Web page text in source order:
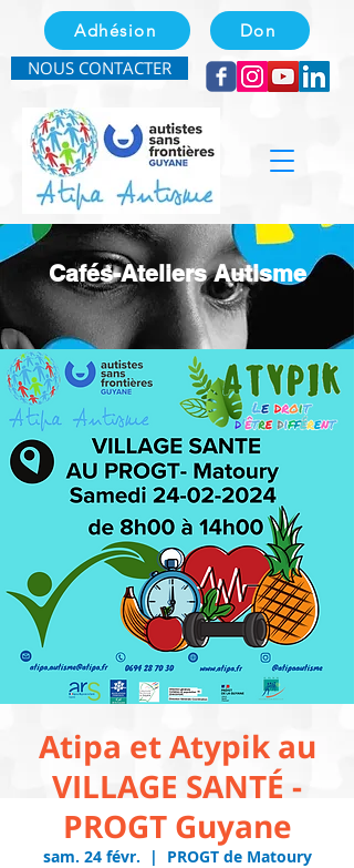
Adhésion Don
NOUS CONTACTER
Cafés-Ateliers Autisme
Atipa et Atypik au
VILLAGE SANTÉ -
PROGT Guyane
sam. 24 févr.
  |
PROGT de Matoury